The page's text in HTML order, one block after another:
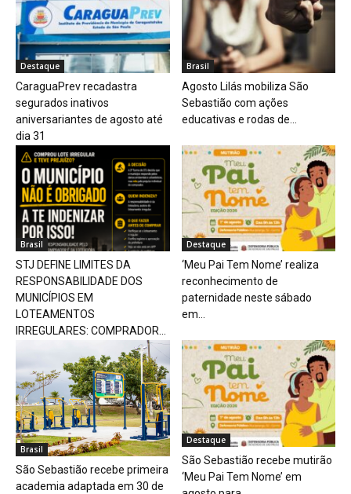
Destaque
CaraguaPrev recadastra
segurados inativos
aniversariantes de agosto até
dia 31
Brasil
Agosto Lilás mobiliza São
Sebastião com ações
educativas e rodas de...
Brasil
STJ DEFINE LIMITES DA
RESPONSABILIDADE DOS
MUNICÍPIOS EM
LOTEAMENTOS
IRREGULARES: COMPRADOR...
Destaque
‘Meu Pai Tem Nome’ realiza
reconhecimento de
paternidade neste sábado
em...
Brasil
São Sebastião recebe primeira
academia adaptada em 30 de
Destaque
São Sebastião recebe mutirão
‘Meu Pai Tem Nome’ em